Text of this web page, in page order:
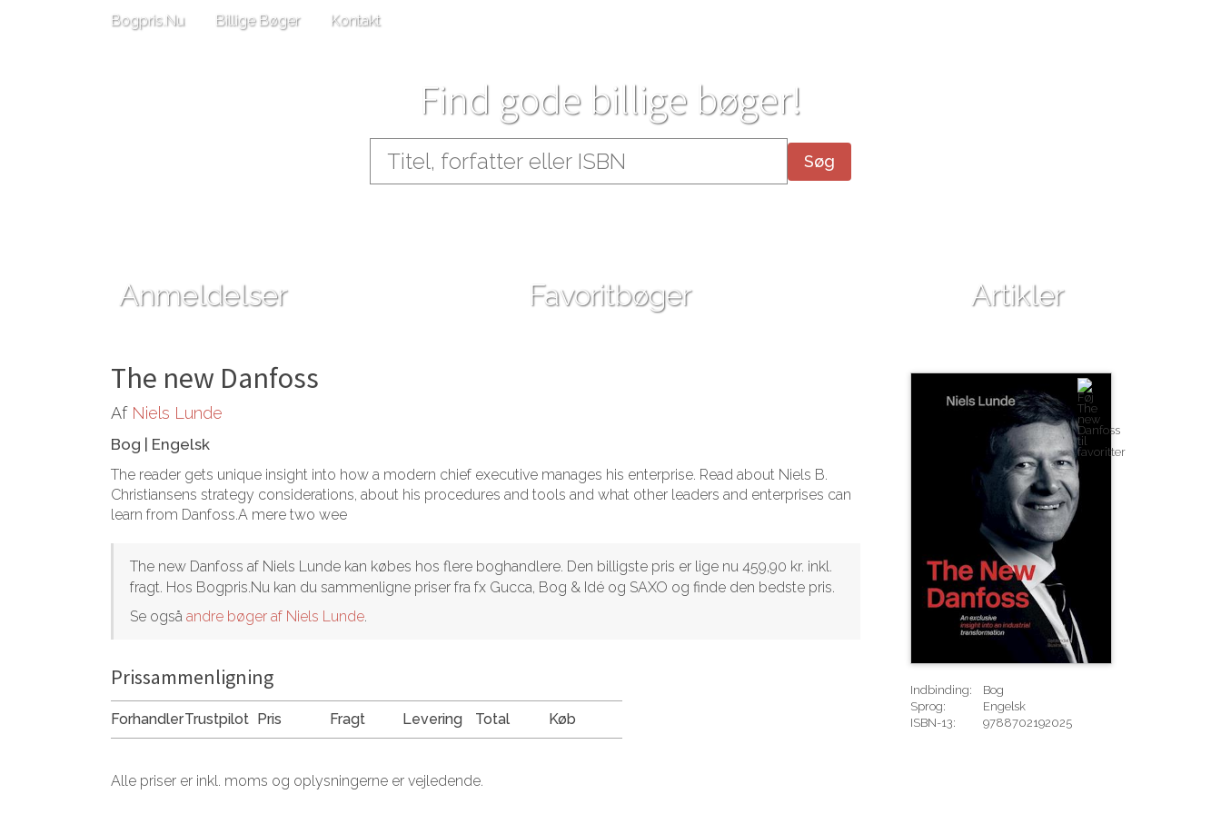
Bogpris.Nu Billige Bøger Kontakt
Find gode billige bøger!
Søg
Anmeldelser Favoritbøger Artikler
Indbinding:
Bog
Sprog:
Engelsk
ISBN-13:
9788702192025
The new Danfoss
Af Niels Lunde
Bog Engelsk
The reader gets unique insight into how a modern chief executive manages his enterprise. Read about Niels B.
Christiansens strategy considerations, about his procedures and tools and what other leaders and enterprises can
learn from Danfoss.A mere two wee
The new Danfoss af Niels Lunde kan købes hos flere boghandlere. Den billigste pris er lige nu 459,90 kr. inkl.
fragt. Hos Bogpris.Nu kan du sammenligne priser fra fx Gucca, Bog & Idé og SAXO og finde den bedste pris.
Se også andre bøger af Niels Lunde.
Prissammenligning
ForhandlerTrustpilot Pris Fragt Levering Total Køb
Alle priser er inkl. moms og oplysningerne er vejledende.